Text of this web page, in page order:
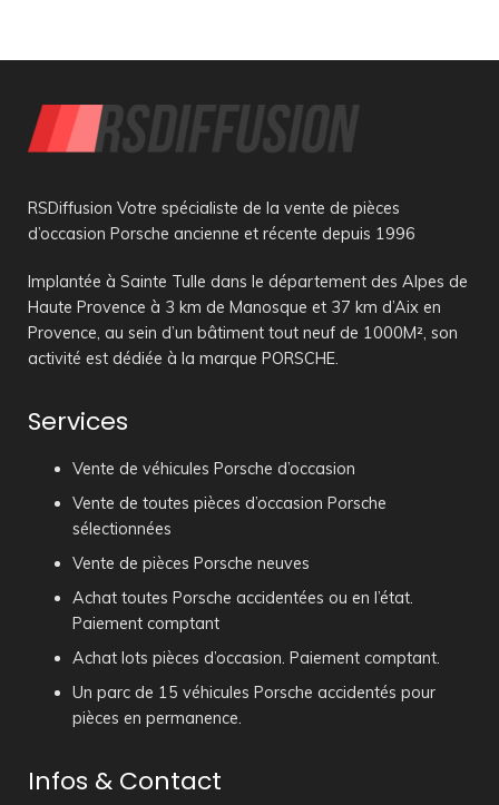
RSDiffusion Votre spécialiste de la vente de pièces
d’occasion Porsche ancienne et récente depuis 1996
Implantée à Sainte Tulle dans le département des Alpes de
Haute Provence à 3 km de Manosque et 37 km d’Aix en
Provence, au sein d’un bâtiment tout neuf de 1000M², son
activité est dédiée à la marque PORSCHE.
Services
Vente de véhicules Porsche d’occasion
Vente de toutes pièces d’occasion Porsche
sélectionnées
Vente de pièces Porsche neuves
Achat toutes Porsche accidentées ou en l’état.
Paiement comptant
Achat lots pièces d’occasion. Paiement comptant.
Un parc de 15 véhicules Porsche accidentés pour
pièces en permanence.
Infos & Contact